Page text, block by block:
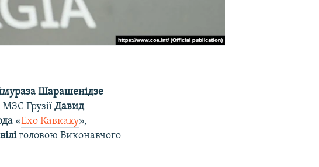
Шарашенідзе
МЗС ГрузіїДавид
«Ехо Кавкаху»,
головою Виконавчого